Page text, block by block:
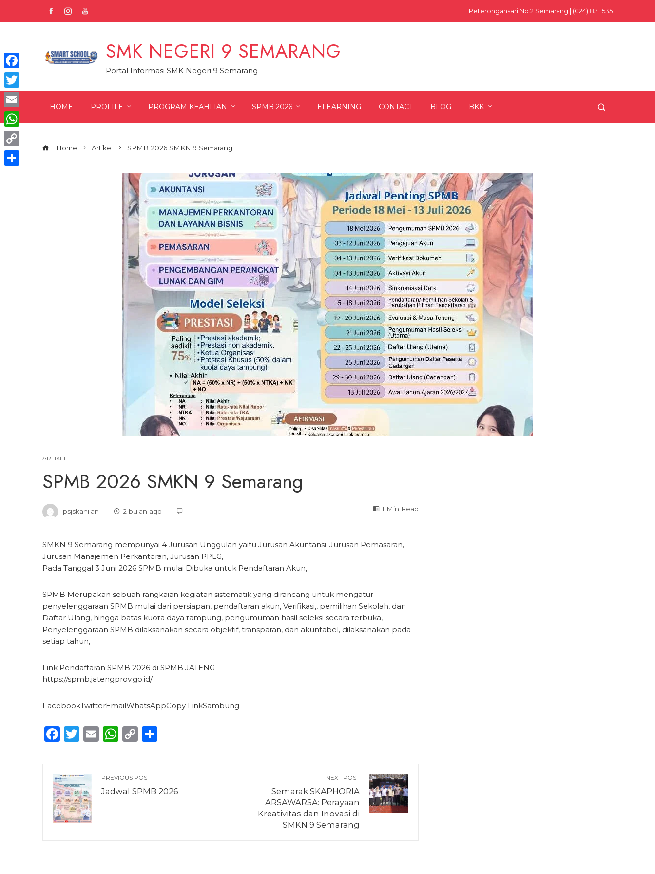
Peterongansari No.2 Semarang | (024) 8311535
SMK NEGERI 9 SEMARANG
Portal Informasi SMK Negeri 9 Semarang
HOME PROFILE PROGRAM KEAHLIAN SPMB 2026 ELEARNING CONTACT BLOG BKK
Home Artikel SPMB 2026 SMKN 9 Semarang
ARTIKEL
SPMB 2026 SMKN 9 Semarang
psjskanilan 2 bulan ago 1 Min Read
SMKN 9 Semarang mempunyai 4 Jurusan Unggulan yaitu Jurusan Akuntansi, Jurusan Pemasaran,
Jurusan Manajemen Perkantoran, Jurusan PPLG,
Pada Tanggal 3 Juni 2026 SPMB mulai Dibuka untuk Pendaftaran Akun,
SPMB Merupakan sebuah rangkaian kegiatan sistematik yang dirancang untuk mengatur
penyelenggaraan SPMB mulai dari persiapan, pendaftaran akun, Verifikasi,, pemilihan Sekolah, dan
Daftar Ulang, hingga batas kuota daya tampung, pengumuman hasil seleksi secara terbuka,
Penyelenggaraan SPMB dilaksanakan secara objektif, transparan, dan akuntabel, dilaksanakan pada
setiap tahun,
Link Pendaftaran SPMB 2026 di SPMB JATENG
https://spmb.jatengprov.go.id/
FacebookTwitterEmailWhatsAppCopy LinkSambung
Facebook
Twitter
EmailWhatsApp
Copy
PREVIOUS POST
Jadwal SPMB 2026
NEXT POST
Semarak SKAPHORIA
ARSAWARSA: Perayaan
Kreativitas dan Inovasi di
SMKN 9 Semarang
Facebook
Twitter
Email
WhatsApp
Copy